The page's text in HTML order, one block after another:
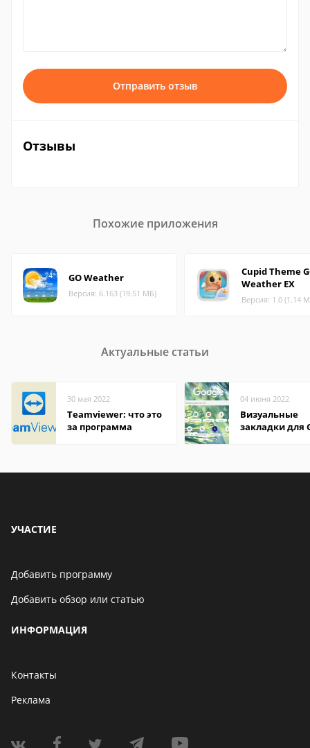
Отправить отзыв
Отзывы
Похожие приложения
GO Weather
Версия: 6.163 (19.51 МБ)
Cupid Theme
Weather EX
Версия: 1.0 (1.14
Актуальные статьи
30 мая 2022
Teamviewer: что это
за программа
04 июня 2022
Визуальные
закладки для
УЧАСТИЕ
Добавить программу
Добавить обзор или статью
ИНФОРМАЦИЯ
Контакты
Реклама